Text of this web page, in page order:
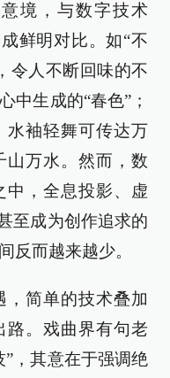
境，与数字技术
鲜明对比。如“不
令人不断回味的不
中生成的“春色”；
水袖轻舞可传达万
山万水。然而，数
中，全息投影、虚
至成为创作追求的
反而越来越少。
，简单的技术叠加
路。戏曲界有句老
，其意在于强调绝